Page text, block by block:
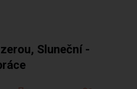
Sluneční -